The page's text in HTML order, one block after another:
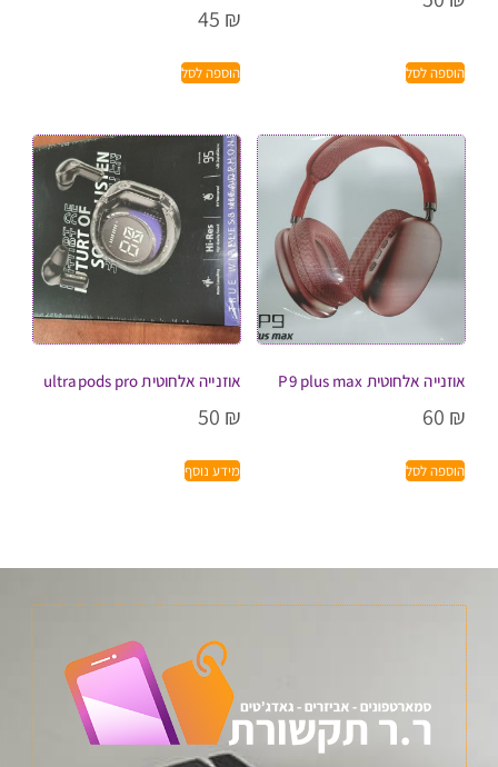
הוספה לסל
45 ₪
הוספה לסל
אוזנייה אלחוטית P9 plus max
60 ₪
הוספה לסל
אוזנייה אלחוטית ultrapods pro
50 ₪
מידע נוסף